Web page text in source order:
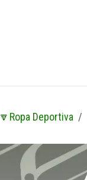
🔽Ropa Deportiva